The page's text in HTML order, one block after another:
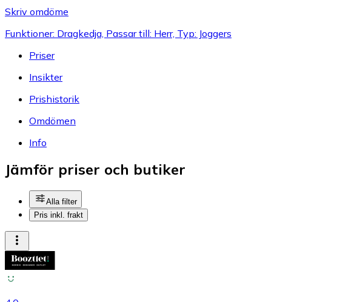
Skriv omdöme
Funktioner: Dragkedja, Passar till: Herr, Typ: Joggers
Priser
Insikter
Prishistorik
Omdömen
Info
Jämför priser och butiker
Alla filter
Pris inkl. frakt